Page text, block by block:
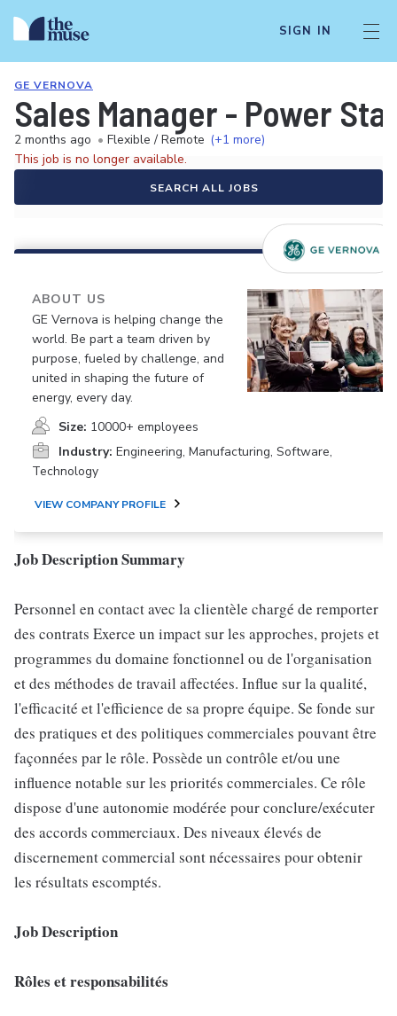
SIGN IN
GE VERNOVA
Sales Manager - Power
2 months ago • Flexible / Remote (+1 more)
This job is no longer available.
SEARCH ALL JOBS
ABOUT US
GE Vernova is helping change the
world. Be part a team driven by
purpose, fueled by challenge, and
united in shaping the future of
energy, every day.
Size: 10000+ employees
Industry: Engineering, Manufacturing, Software,
Technology
VIEW COMPANY PROFILE
Job Description Summary
Personnel en contact avec la clientèle chargé de remporter
des contrats Exerce un impact sur les approches, projets et
programmes du domaine fonctionnel ou de l'organisation
et des méthodes de travail affectées. Influe sur la qualité,
l'efficacité et l'efficience de sa propre équipe. Se fonde sur
des pratiques et des politiques commerciales pouvant être
façonnées par le rôle. Possède un contrôle et/ou une
influence notable sur les priorités commerciales. Ce rôle
dispose d'une autonomie modérée pour conclure/exécuter
des accords commerciaux. Des niveaux élevés de
discernement commercial sont nécessaires pour obtenir
les résultats escomptés.
Job Description
Rôles et responsabilités